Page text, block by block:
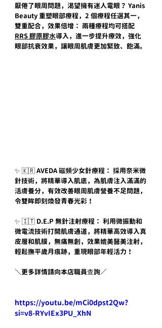
厭倦了眼周問題，渴望擁有迷人電眼？ Yanis
Beauty 重塑眼部療程，2 個療程任選其一，
雙重配合，效果倍增： 兩種療程均可搭配
RRS 膠原膠水導入，進一步提升療效，強化
眼部抗衰效果，讓眼周肌膚更加緊致、飽滿。
✨ 🇰🇷 AVEDA 磁頻少女針療程： 採用奈米微
針技術，將精華導入肌底，為肌膚注入滿滿的
活膚養分，有效改善眼周肌膚營養不足問題，
令雙眸即刻煥發青春光彩！
✨ 🇮🇹 D.E.P 無針注射療程： 利用微振動和
微電流技術打開肌膚通道，將精華高效導入真
皮層和肌膜，無痛無創，效果媲美醫美注射，
輕鬆撫平歲月痕跡，重現眼部年輕活力！
＼更多詳情請向本店職員查詢／
https://youtu.be/mCi0dpst2Qw?
si=v8-RYvIEx3PU_XhN